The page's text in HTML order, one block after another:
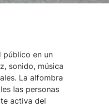
público en un
sonido, música
La alfombra
las personas
activa del